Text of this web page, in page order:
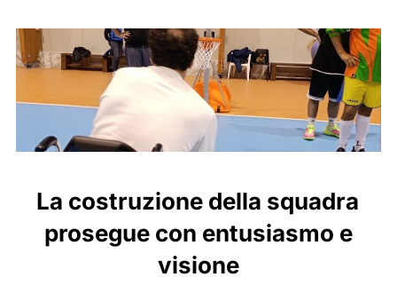
La costruzione della squadra
prosegue con entusiasmo e
visione